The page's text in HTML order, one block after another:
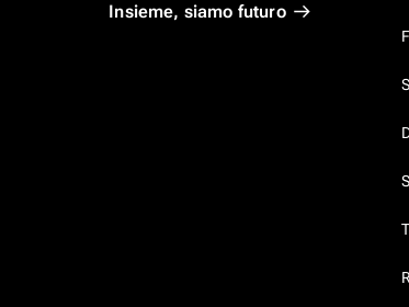
Insieme, siamo futuro